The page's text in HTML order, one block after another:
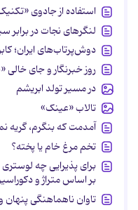
استفاده از جادوی
لنگرهای نجات در
دوش‌پرتاب‌های ایران؛
روز خبرنگار و جای
در مسیر تولد ابریشم
تالاب «عینک»
آمدمت که بنگرم، گریه
تخم مرغ خام یا پخته؟
برای پذیرایی چه
بر اساس متراژ و
تاوان ناهماهنگی پنهان